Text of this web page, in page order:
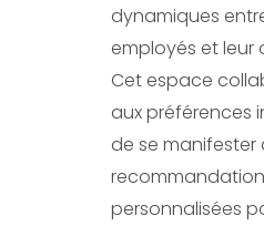
dynamiques
employés et leur
Cet espace
aux préférences
de se manifester
personnalisées